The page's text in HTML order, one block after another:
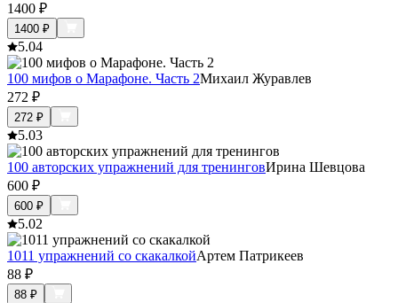
1400 ₽
1400 ₽
5.04
100 мифов о Марафоне. Часть 2Михаил Журавлев
272 ₽
272 ₽
5.03
100 авторских упражнений для тренинговИрина Шевцова
600 ₽
600 ₽
5.02
1011 упражнений со скакалкойАртем Патрикеев
88 ₽
88 ₽